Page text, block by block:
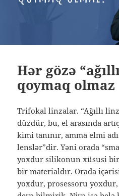
Hər gözə
qoymaq olmaz
Trifokal linzalar. “Ağıllı
düzdür, bu, el arasında
kimi tanınır, amma elmi
lenslər”dir. Yəni orada
yoxdur silikonun xüsusi bir
bir materialdır. Orada
yoxdur, prosessoru yoxdur,